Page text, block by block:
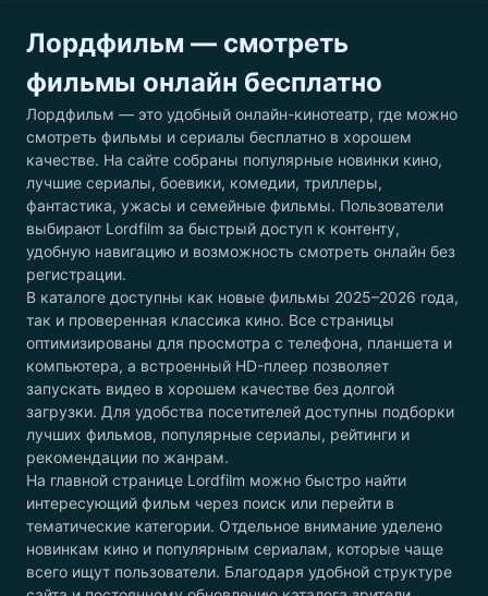
Лордфильм — смотреть
фильмы онлайн бесплатно
Лордфильм — это удобный онлайн-кинотеатр, где можно
смотреть фильмы и сериалы бесплатно в хорошем
качестве. На сайте собраны популярные новинки кино,
лучшие сериалы, боевики, комедии, триллеры,
фантастика, ужасы и семейные фильмы. Пользователи
выбирают Lordfilm за быстрый доступ к контенту,
удобную навигацию и возможность смотреть онлайн без
регистрации.
В каталоге доступны как новые фильмы 2025–2026 года,
так и проверенная классика кино. Все страницы
оптимизированы для просмотра с телефона, планшета и
компьютера, а встроенный HD-плеер позволяет
запускать видео в хорошем качестве без долгой
загрузки. Для удобства посетителей доступны подборки
лучших фильмов, популярные сериалы, рейтинги и
рекомендации по жанрам.
На главной странице Lordfilm можно быстро найти
интересующий фильм через поиск или перейти в
тематические категории. Отдельное внимание уделено
новинкам кино и популярным сериалам, которые чаще
всего ищут пользователи. Благодаря удобной структуре